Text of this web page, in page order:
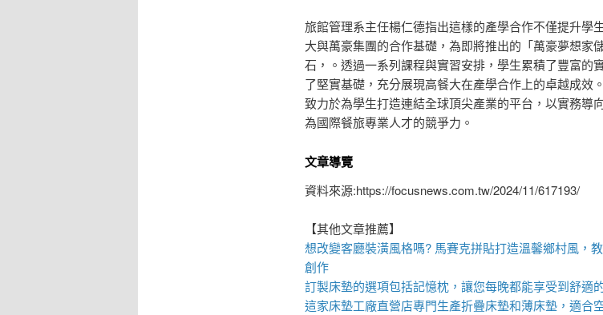
旅館管理系主任楊仁德指出這樣的產學合作不僅提升學
大與萬豪集團的合作基礎，為即將推出的「萬豪夢想家
石，。透過一系列課程與實習安排，學生累積了豐富的
了堅實基礎，充分展現高餐大在產學合作上的卓越成效
致力於為學生打造連結全球頂尖產業的平台，以實務導
為國際餐旅專業人才的競爭力。
文章導覽
資料來源:https://focusnews.com.tw/2024/11/617193/
【其他文章推薦】
想改變客廳裝潢風格嗎? 馬賽克拼貼打造溫馨鄉村風，
創作
訂製床墊的選項包括記憶枕，讓您每晚都能享受到舒適
這家床墊工廠直營店專門生產折疊床墊和薄床墊，適合